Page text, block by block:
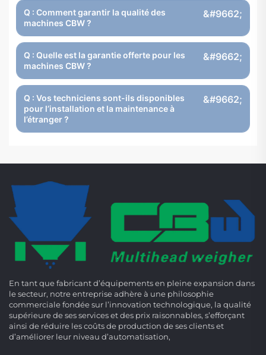
Q : Comment garantir la qualité des
machines CBW ?
Q : Quelle est la garantie offerte pour les
machines CBW ?
Q : Vos techniciens sont-ils disponibles
pour l’installation et la maintenance à
l’étranger ?
En tant que fabricant d’équipements en pleine expansion dans
le secteur, notre entreprise adhère à une philosophie
commerciale fondée sur l’innovation technologique, la qualité
supérieure de ses services et des prix raisonnables, s’efforçant
ainsi de réduire les coûts de production de ses clients et
d’améliorer leur niveau d’automatisation,